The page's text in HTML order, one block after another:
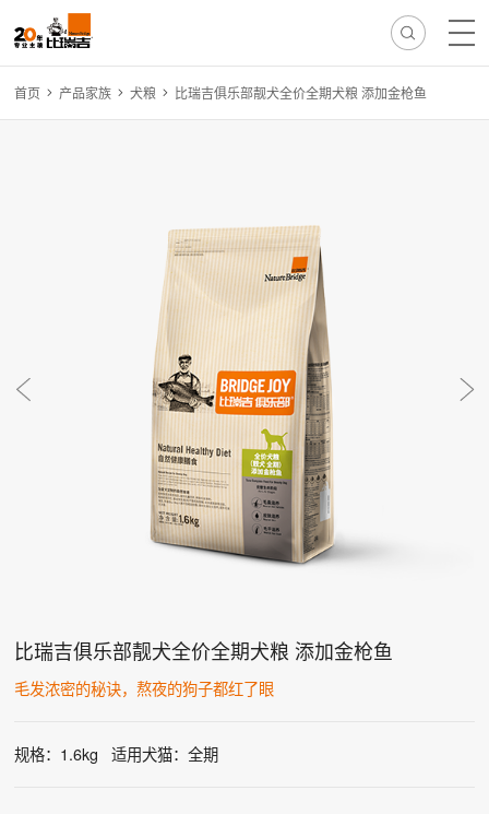
热门搜索: 无谷 冻干 离乳 免疫 减肥 毛球 骨骼
首页 产品家族 犬粮 比瑞吉俱乐部靓犬全价全期犬粮 添加金枪鱼
比瑞吉俱乐部靓犬全价全期犬粮 添加金枪鱼
毛发浓密的秘诀，熬夜的狗子都红了眼
规格：1.6kg 适用犬猫：全期